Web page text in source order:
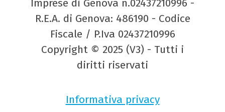
Imprese di Genova n.02437210996 -
R.E.A. di Genova: 486190 - Codice
Fiscale / P.Iva 02437210996
Copyright © 2025 (V3) - Tutti i
diritti riservati
Informativa privacy